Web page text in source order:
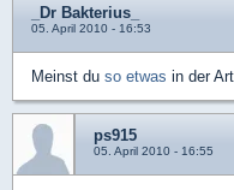
_Dr Bakterius_
05. April 2010 - 16:53
Meinst du so etwas in der
ps915
05. April 2010 - 16:55